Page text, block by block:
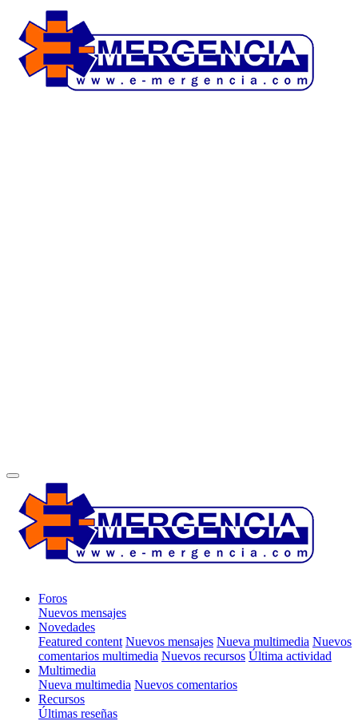
Foros
Nuevos mensajes
Novedades
Featured content Nuevos mensajes Nueva multimedia Nuevos
comentarios multimedia Nuevos recursos Última actividad
Multimedia
Nueva multimedia Nuevos comentarios
Recursos
Últimas reseñas